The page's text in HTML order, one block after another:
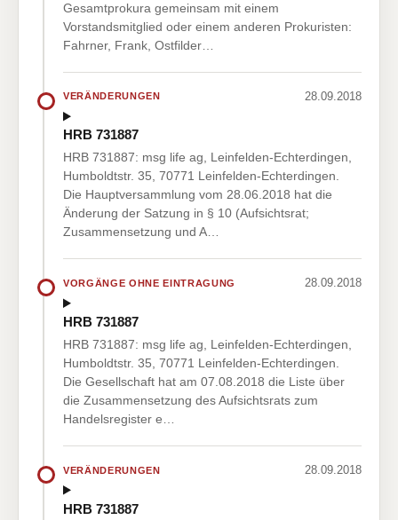
Gesamtprokura gemeinsam mit einem
Vorstandsmitglied oder einem anderen Prokuristen:
Fahrner, Frank, Ostfilder…
VERÄNDERUNGEN 28.09.2018
HRB 731887
HRB 731887: msg life ag, Leinfelden-Echterdingen,
Humboldtstr. 35, 70771 Leinfelden-Echterdingen.
Die Hauptversammlung vom 28.06.2018 hat die
Änderung der Satzung in § 10 (Aufsichtsrat;
Zusammensetzung und A…
VORGÄNGE OHNE EINTRAGUNG 28.09.2018
HRB 731887
HRB 731887: msg life ag, Leinfelden-Echterdingen,
Humboldtstr. 35, 70771 Leinfelden-Echterdingen.
Die Gesellschaft hat am 07.08.2018 die Liste über
die Zusammensetzung des Aufsichtsrats zum
Handelsregister e…
VERÄNDERUNGEN 28.09.2018
HRB 731887